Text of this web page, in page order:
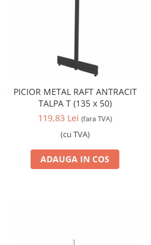
PICIOR METAL RAFT ANTRACIT
TALPA T (135 x 50)
119,83 Lei (fara TVA)
(cu TVA)
ADAUGA IN COS